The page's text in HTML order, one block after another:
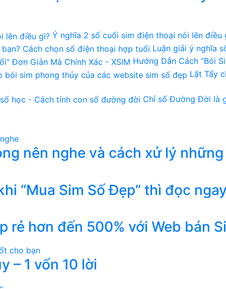
Ý nghĩa 2 số cuối sim điện thoại nói lên điều
Luận giải ý nghĩa
Hướng Dẫn Cách “Bói
Lật Tẩy
Chỉ số Đường Đời là
nên nghe và cách xử lý
“Mua Sim Số Đẹp” thì đọc ngay
rẻ hơn đến 500% với Web bán
– 1 vốn 10 lời